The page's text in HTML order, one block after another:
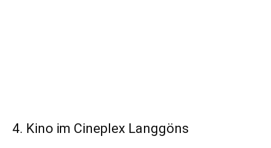
4. Kino im Cineplex Langgöns